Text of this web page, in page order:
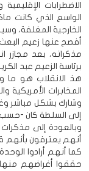
الاضطرابات
الواسع الذي كانت
الخارجية المغلفة،
أفصح عنها زعيم
برئاسة الزعيم عبد
هذ الانقلاب هو ما
المخابرات
وشارك بشكل مباشر
إلى السلطة كان -حسب
وبالعودة إلى مذكرات
أنهم يعترفون بأنهم
كما أنهم أرادوا
حققوا أغراضهم